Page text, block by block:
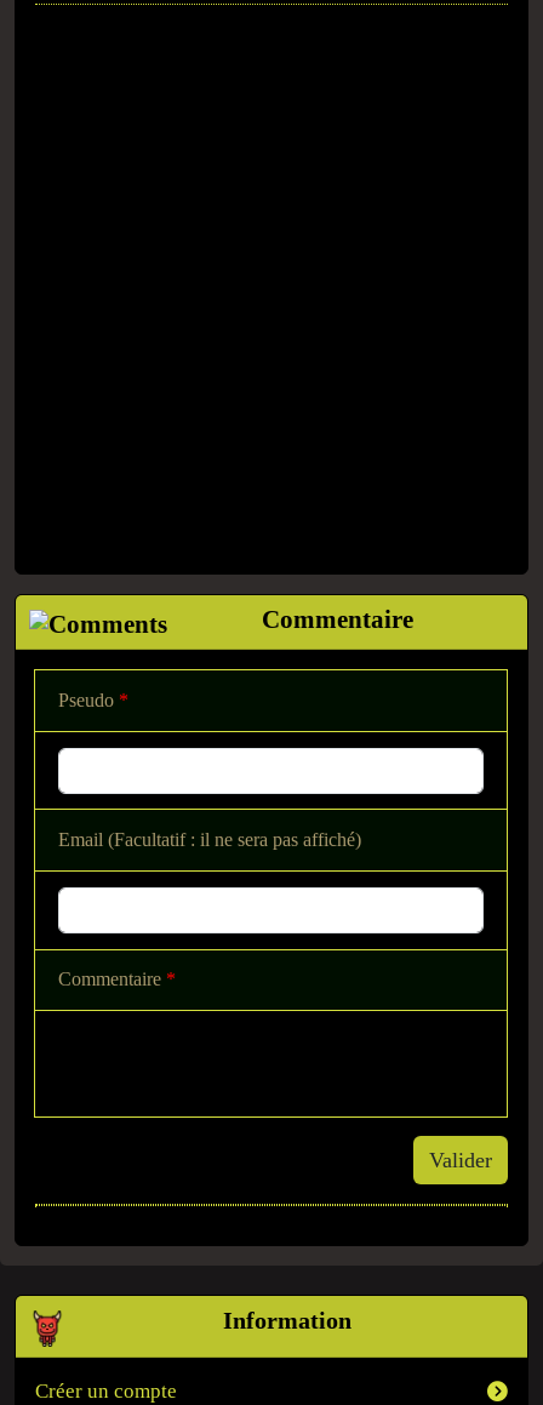
Information
Créer un compte
Commentaire
Pseudo *
Email (Facultatif : il ne sera pas affiché)
Commentaire *
Valider